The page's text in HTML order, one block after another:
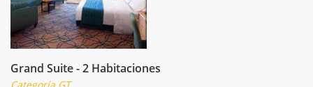
Grand Suite - 2 Habitaciones